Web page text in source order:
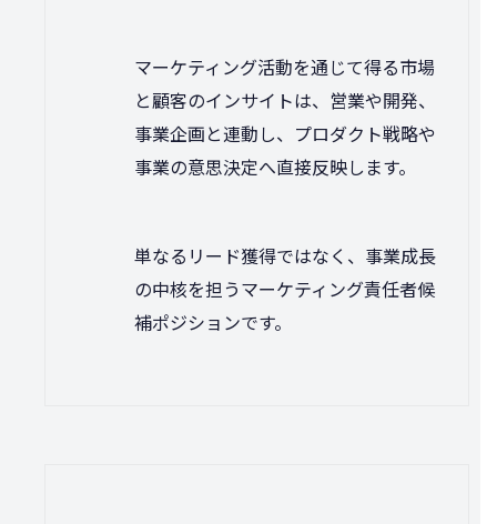
マーケティング活動を通じて得る市場
と顧客のインサイトは、営業や開発、
事業企画と連動し、プロダクト戦略や
事業の意思決定へ直接反映します。
単なるリード獲得ではなく、事業成長
の中核を担うマーケティング責任者候
補ポジションです。